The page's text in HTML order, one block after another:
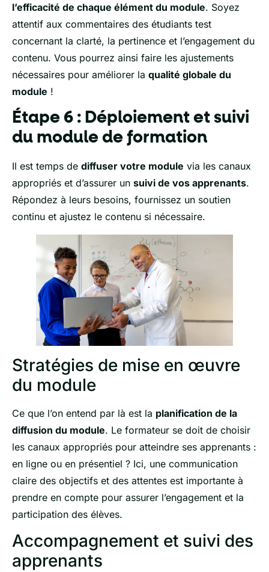
l’efficacité de chaque élément du module. Soyez
attentif aux commentaires des étudiants test
concernant la clarté, la pertinence et l’engagement du
contenu. Vous pourrez ainsi faire les ajustements
nécessaires pour améliorer la qualité globale du
module !
Étape 6 : Déploiement et suivi
du module de formation
Il est temps de diffuser votre module via les canaux
appropriés et d’assurer un suivi de vos apprenants.
Répondez à leurs besoins, fournissez un soutien
continu et ajustez le contenu si nécessaire.
Stratégies de mise en œuvre
du module
Ce que l’on entend par là est la planification de la
diffusion du module. Le formateur se doit de choisir
les canaux appropriés pour atteindre ses apprenants :
en ligne ou en présentiel ? Ici, une communication
claire des objectifs et des attentes est importante à
prendre en compte pour assurer l’engagement et la
participation des élèves.
Accompagnement et suivi des
apprenants